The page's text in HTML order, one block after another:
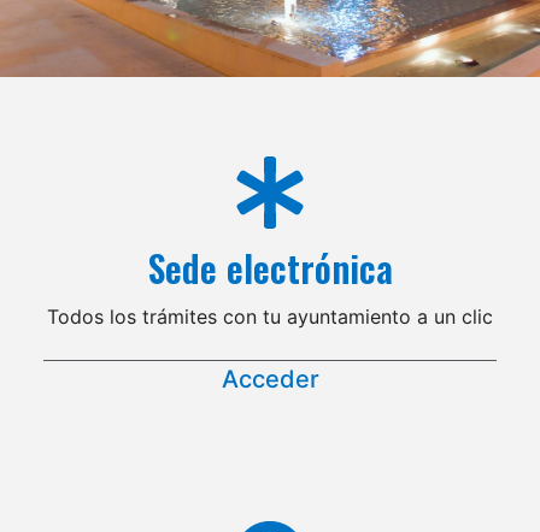
Sede electrónica
Todos los trámites con tu ayuntamiento a un clic
Acceder